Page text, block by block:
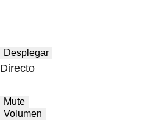
Desplegar
Directo
Mute
Volumen